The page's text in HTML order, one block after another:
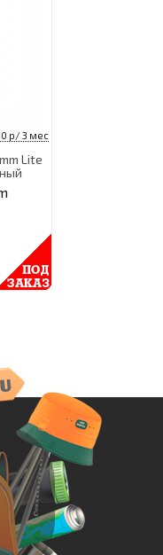
р/ 3 мес
Lite